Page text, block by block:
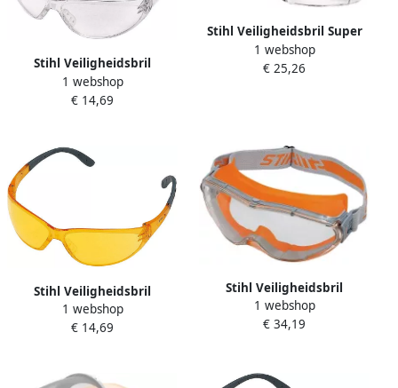
Stihl Veiligheidsbril
Dynamic Contrast | helder
00008840366
1 webshop
€ 14,69
Stihl Veiligheidsbril Super
OTG | helder 00008840358
1 webshop
€ 25,26
Stihl Veiligheidsbril
Dynamic Contrast | geel
8840363
1 webshop
€ 14,69
Stihl Veiligheidsbril
Ultrasonic | helder
00008840359
1 webshop
€ 34,19